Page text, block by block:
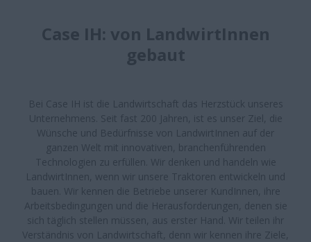
Case IH: von LandwirtInnen
gebaut
Bei Case IH ist die Landwirtschaft das Herzstück unseres
Unternehmens. Seit fast 200 Jahren, ist es unser Ziel, die
Wünsche und Bedürfnisse von LandwirtInnen auf der
ganzen Welt mit innovativen, branchenführenden
Technologien zu erfüllen. Wir denken und handeln wie
LandwirtInnen, wenn wir unsere Traktoren entwickeln und
bauen. Wir kennen die Betriebe unserer KundInnen, ihre
Arbeitsbedingungen und die Herausforderungen, denen sie
sich täglich stellen müssen, aus erster Hand. Wir teilen ihr
Verständnis von Landwirtschaft, denn wir kennen ihre Ziele,